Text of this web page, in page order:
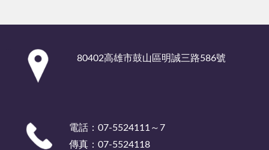
80402高雄市鼓山區明誠三路586號
電話：07-5524111～7
傳真：07-5524118